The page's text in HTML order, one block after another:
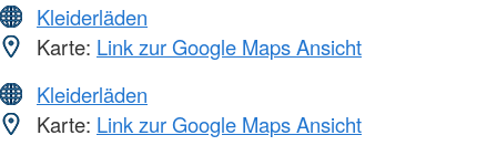
Kleiderläden
Karte: Link zur Google Maps Ansicht
Kleiderläden
Karte: Link zur Google Maps Ansicht